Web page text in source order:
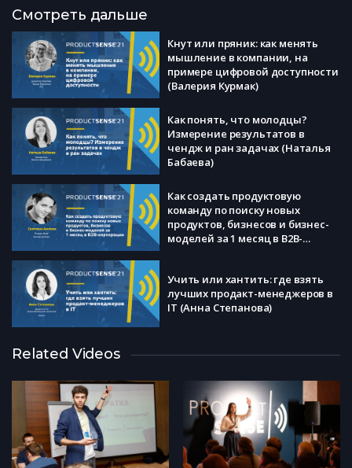
Смотреть дальше
Кнут или пряник: как менять
мышление в компании, на
примере цифровой доступности
(Валерия Курмак)
Как понять, что молодцы?
Измерение результатов в
чендж и ран задачах (Наталья
Бабаева)
Как создать продуктовую
команду по поиску новых
продуктов, бизнесов и бизнес-
моделей за 1 месяц в B2B-
Учить или хантить: где взять
лучших продакт-менеджеров в
IT (Анна Степанова)
помогают? Большие
инициативы с большими
рисками (Дмитрий Орлов)
Карьерное консультирование
продактов разного уровня за 20
минут (Дарья Климович)
Related Videos